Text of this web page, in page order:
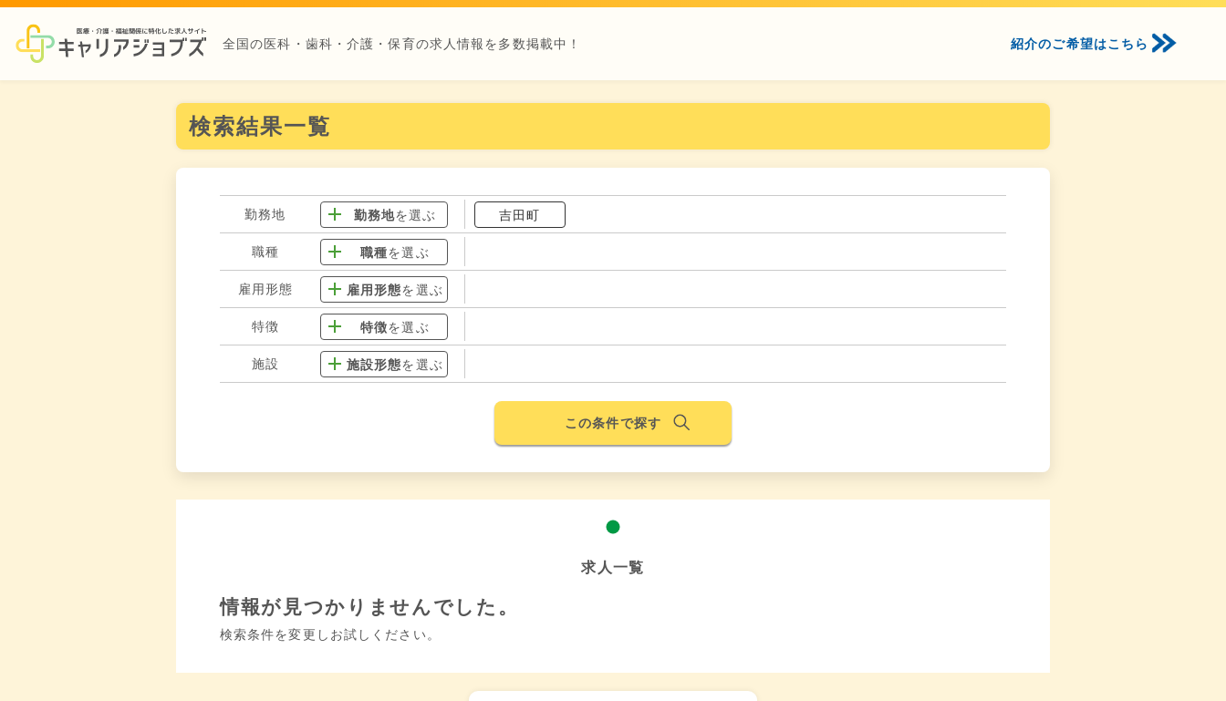
全国の医科・歯科・介護・保育の求人情報を多数掲載中！ 紹介のご希望はこちら
検索結果一覧
勤務地 勤務地を選ぶ 吉田町
職種 職種を選ぶ
雇用形態 雇用形態を選ぶ
特徴 特徴を選ぶ
施設 施設形態を選ぶ
この条件で探す
求人一覧
情報が見つかりませんでした。
検索条件を変更しお試しください。